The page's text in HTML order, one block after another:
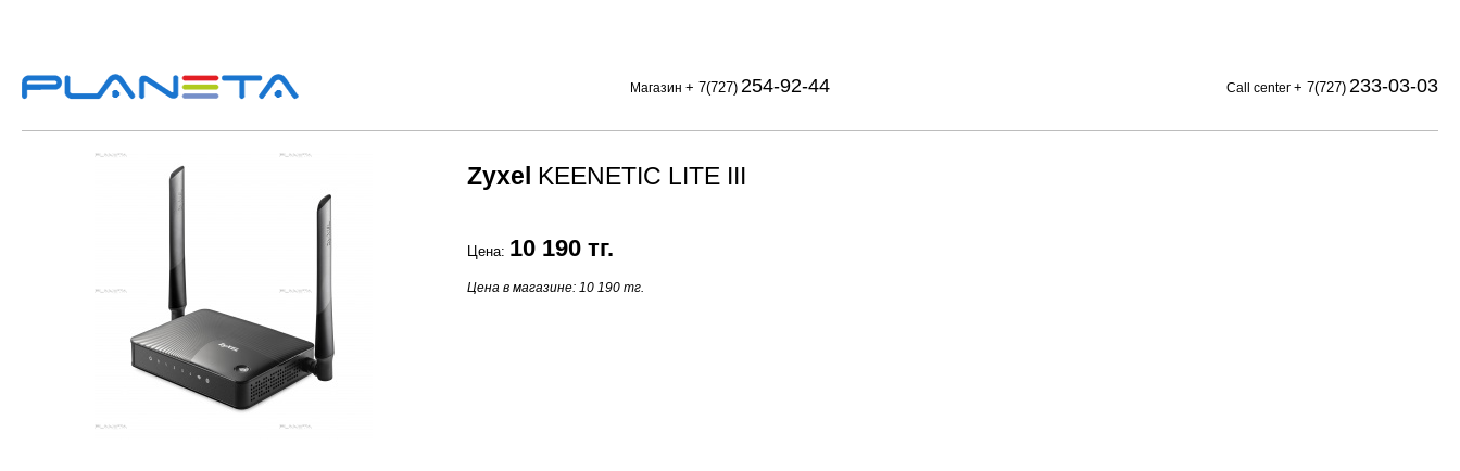
Магазин + 7(727) 254-92-44 Call center + 7(727) 233-03-03
Zyxel KEENETIC LITE III
Цена: 10 190 тг.
Цена в магазине: 10 190 тг.